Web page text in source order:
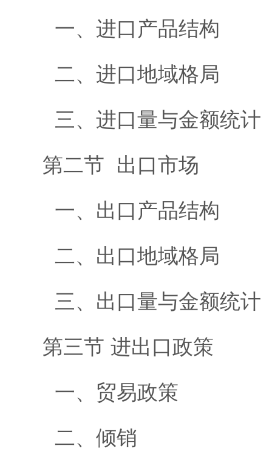
一、进口产品结构
二、进口地域格局
三、进口量与金额统计
第二节 出口市场
一、出口产品结构
二、出口地域格局
三、出口量与金额统计
第三节 进出口政策
一、贸易政策
二、倾销